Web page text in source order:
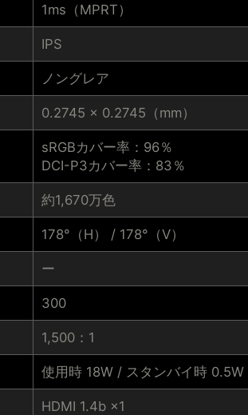
1ms（MPRT）
IPS
ノングレア
0.2745 × 0.2745（mm）
sRGBカバー率：96％
DCI-P3カバー率：83％
約1,670万色
178°（H） / 178°（V）
ー
300
1,500：1
使用時 18W / スタンバイ時 0.5W
HDMI 1.4b ×1